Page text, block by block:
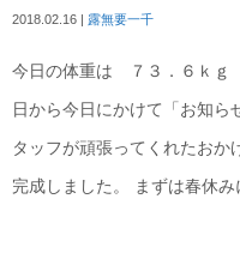
2018.02.16 | 露無要一千
今日の体重は ７３．６ｋ
日から今日にかけて「お知ら
タッフが頑張ってくれたおか
完成しました。 まずは春休み